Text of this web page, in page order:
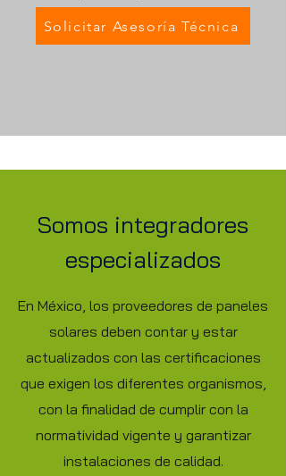
Solicitar Asesoría Técnica
Somos integradores
especializados
En México, los proveedores de paneles
solares deben contar y estar
actualizados con las certificaciones
que exigen los diferentes organismos,
con la finalidad de cumplir con la
normatividad vigente y garantizar
instalaciones de calidad.